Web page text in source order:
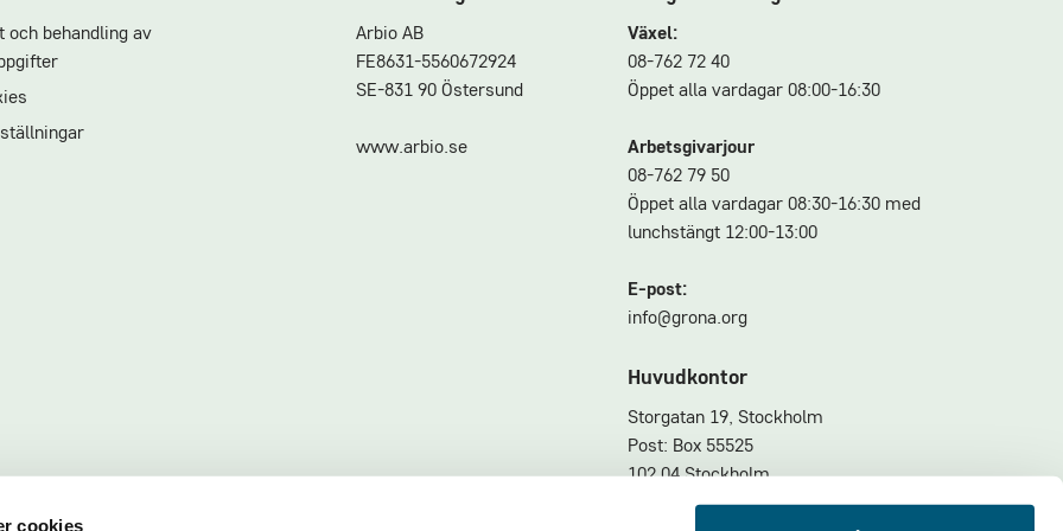
cookies
och behandling av
Arbio AB
FE8631-5560672924
SE-831 90 Östersund
www.arbio.se
Växel:
08-762 72 40
Öppet alla vardagar 08:00-16:30
Arbetsgivarjour
08-762 79 50
Öppet alla vardagar 08:30-16:30 med
lunchstängt 12:00-13:00
E-post:
info@grona.org
Huvudkontor
Storgatan 19, Stockholm
Post: Box 55525
102 04 Stockholm